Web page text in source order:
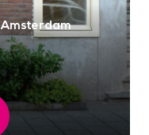
Amsterdam